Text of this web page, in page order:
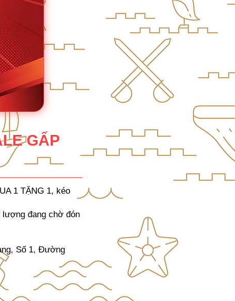
GẤP
1 TẶNG 1, kéo
lượng đang chờ đón
Số 1, Đường